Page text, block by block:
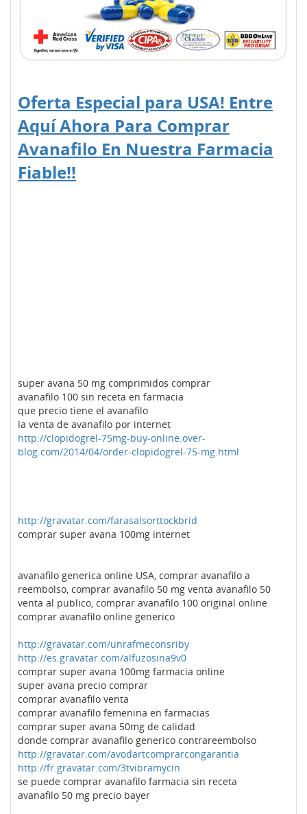
Oferta Especial para USA! Entre
Aquí Ahora Para Comprar
Avanafilo En Nuestra Farmacia
Fiable!!
super avana 50 mg comprimidos comprar
avanafilo 100 sin receta en farmacia
que precio tiene el avanafilo
la venta de avanafilo por internet
http://clopidogrel-75mg-buy-online.over-
blog.com/2014/04/order-clopidogrel-75-mg.html
http://gravatar.com/farasalsorttockbrid
comprar super avana 100mg internet
avanafilo generica online USA, comprar avanafilo a
reembolso, comprar avanafilo 50 mg venta avanafilo 50
venta al publico, comprar avanafilo 100 original online
comprar avanafilo online generico
http://gravatar.com/unrafmeconsriby
http://es.gravatar.com/alfuzosina9v0
comprar super avana 100mg farmacia online
super avana precio comprar
comprar avanafilo venta
comprar avanafilo femenina en farmacias
comprar super avana 50mg de calidad
donde comprar avanafilo generico contrareembolso
http://gravatar.com/avodartcomprarcongarantia
http://fr.gravatar.com/3tvibramycin
se puede comprar avanafilo farmacia sin receta
avanafilo 50 mg precio bayer